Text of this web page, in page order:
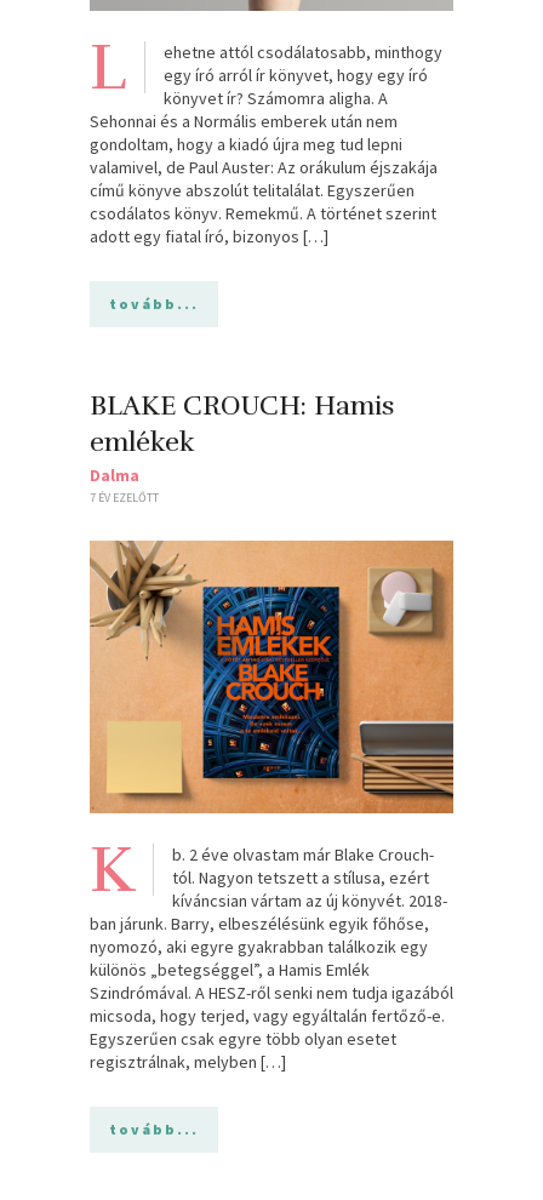
L
ehetne attól csodálatosabb, minthogy
egy író arról ír könyvet, hogy egy író
könyvet ír? Számomra aligha. A
Sehonnai és a Normális emberek után nem
gondoltam, hogy a kiadó újra meg tud lepni
valamivel, de Paul Auster: Az orákulum éjszakája
című könyve abszolút telitalálat. Egyszerűen
csodálatos könyv. Remekmű. A történet szerint
adott egy fiatal író, bizonyos […]
tovább...
BLAKE CROUCH: Hamis ​
emlékek
Dalma
7 ÉV EZELŐTT
K
b. 2 éve olvastam már Blake Crouch-
tól. Nagyon tetszett a stílusa, ezért
kíváncsian vártam az új könyvét. 2018-
ban járunk. Barry, elbeszélésünk egyik főhőse,
nyomozó, aki egyre gyakrabban találkozik egy
különös „betegséggel”, a Hamis Emlék
Szindrómával. A HESZ-ről senki nem tudja igazából
micsoda, hogy terjed, vagy egyáltalán fertőző-e.
Egyszerűen csak egyre több olyan esetet
regisztrálnak, melyben […]
tovább...